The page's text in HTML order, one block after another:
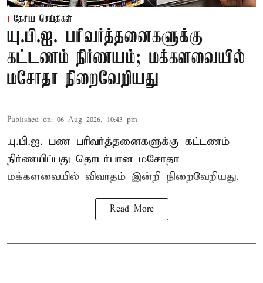
தேசிய செய்திகள்
யு.பி.ஐ. பரிவர்த்தனைகளுக்கு
கட்டணம் நிர்ணயம்; மக்களவையில்
மசோதா நிறைவேறியது
Published on: 06 Aug 2026, 10:43 pm
யு.பி.ஐ. பண பரிவர்த்தனைகளுக்கு கட்டணம்
நிர்ணயிப்பது தொடர்பான மசோதா
மக்களவையில் விவாதம் இன்றி நிறைவேறியது.
Read More